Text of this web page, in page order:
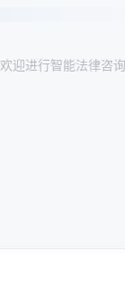
欢迎进行智能法律咨询